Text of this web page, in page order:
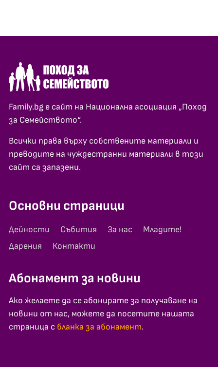
Family.bg е сайт на Национална асоциация „Поход
за Семейството“.
Всички права върху собствените материали и
преводите на чуждестранни материали в този
сайт са запазени.
Основни страници
Дейности Събития За нас
Младите!
Дарения
Контакти
Абонамент за новини
Ако желаете да се абонирате за получаване на
новини от нас, можете да посетите нашата
страница с бланка за абонамент.